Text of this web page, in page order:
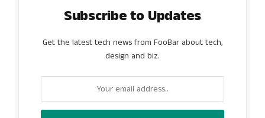
Subscribe to Updates
Get the latest tech news from FooBar about tech,
design and biz.